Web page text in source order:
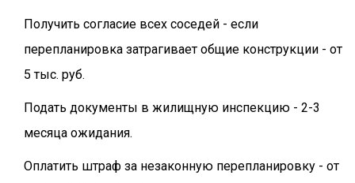
Получить согласие всех соседей - если
перепланировка затрагивает общие конструкции - от
5 тыс. руб.
Подать документы в жилищную инспекцию - 2-3
месяца ожидания.
Оплатить штраф за незаконную перепланировку - от